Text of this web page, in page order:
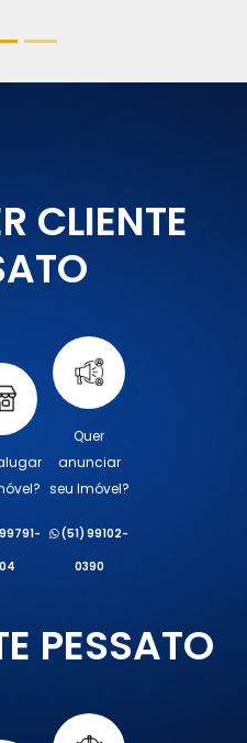
CLIENTE
Quer
anunciar
seu Imóvel?
(51) 99102-
0390
PESSATO